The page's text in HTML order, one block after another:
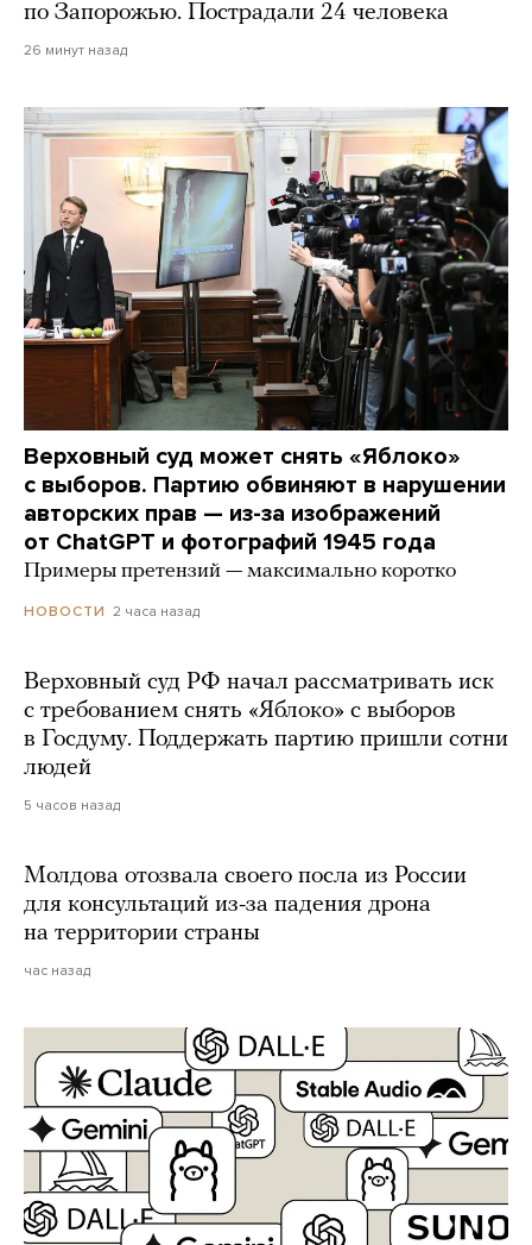
по Запорожью. Пострадали 24 человека
26 минут назад
Верховный суд может снять «Яблоко»
с выборов. Партию обвиняют в нарушении
авторских прав — из-за изображений
от ChatGPT и фотографий 1945 года
Примеры претензий — максимально коротко
НОВОСТИ 2 часа назад
Верховный суд РФ начал рассматривать иск
с требованием снять «Яблоко» с выборов
в Госдуму. Поддержать партию пришли сотни
людей
5 часов назад
Молдова отозвала своего посла из России
для консультаций из-за падения дрона
на территории страны
час назад